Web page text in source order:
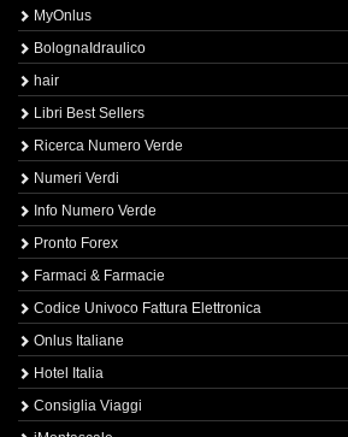
MyOnlus
BolognaIdraulico
hair
Libri Best Sellers
Ricerca Numero Verde
Numeri Verdi
Info Numero Verde
Pronto Forex
Farmaci & Farmacie
Codice Univoco Fattura Elettronica
Onlus Italiane
Hotel Italia
Consiglia Viaggi